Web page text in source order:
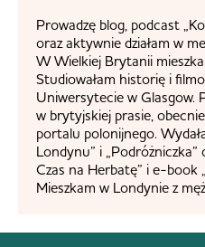
Prowadzę blog, podcast
oraz aktywnie działam w
W Wielkiej Brytanii
Studiowałam historię i
Uniwersytecie w Glasgow.
w brytyjskiej prasie,
portalu polonijnego.
Londynu” i
Czas na Herbatę” i e-book
Mieszkam w Londynie z